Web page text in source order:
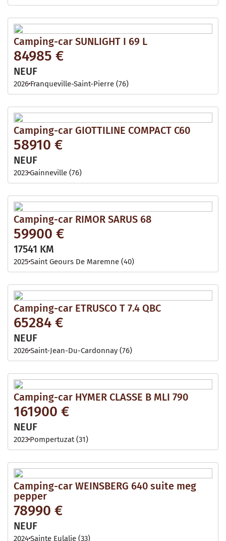
Camping-car SUNLIGHT I 69 L
84985 €
NEUF
2026 Franqueville-Saint-Pierre (76)
Camping-car GIOTTILINE COMPACT C60
58910 €
NEUF
2023Gainneville (76)
Camping-car RIMOR SARUS 68
59900 €
17541 KM
2025 Saint Geours De Maremne (40)
Camping-car ETRUSCO T 7.4 QBC
65284 €
NEUF
2026Saint-Jean-Du-Cardonnay (76)
Camping-car HYMER CLASSE B MLI 790
161900 €
NEUF
2023 Pompertuzat (31)
Camping-car WEINSBERG 640 suite meg
pepper
78990 €
NEUF
2024Sainte Eulalie (33)